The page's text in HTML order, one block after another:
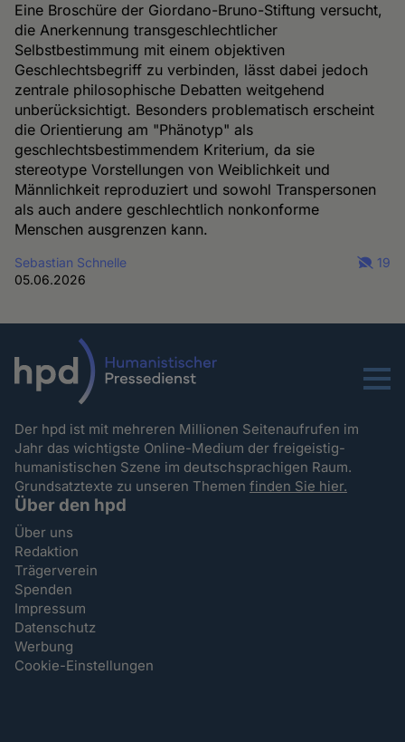
Eine Broschüre der Giordano-Bruno-Stiftung versucht,
die Anerkennung transgeschlechtlicher
Selbstbestimmung mit einem objektiven
Geschlechtsbegriff zu verbinden, lässt dabei jedoch
zentrale philosophische Debatten weitgehend
unberücksichtigt. Besonders problematisch erscheint
die Orientierung am "Phänotyp" als
geschlechtsbestimmendem Kriterium, da sie
stereotype Vorstellungen von Weiblichkeit und
Männlichkeit reproduziert und sowohl Transpersonen
als auch andere geschlechtlich nonkonforme
Menschen ausgrenzen kann.
Sebastian Schnelle
05.06.2026
19
Menu
Der hpd ist mit mehreren Millionen Seitenaufrufen im
Jahr das wichtigste Online-Medium der freigeistig-
humanistischen Szene im deutschsprachigen Raum.
Grundsatztexte zu unseren Themenfinden Sie hier.
Über den hpd
Über uns
Redaktion
Trägerverein
Spenden
Impressum
Datenschutz
Werbung
Cookie-Einstellungen